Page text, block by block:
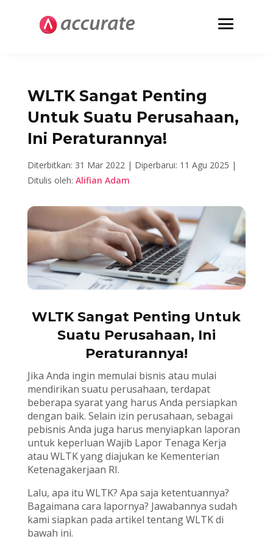
WLTK Sangat Penting
Untuk Suatu Perusahaan,
Ini Peraturannya!
Diterbitkan: 31 Mar 2022 | Diperbarui: 11 Agu 2025 |
Ditulis oleh: Alifian Adam
WLTK Sangat Penting Untuk
Suatu Perusahaan, Ini
Peraturannya!
Jika Anda ingin memulai bisnis atau mulai
mendirikan suatu perusahaan, terdapat
beberapa syarat yang harus Anda persiapkan
dengan baik. Selain izin perusahaan, sebagai
pebisnis Anda juga harus menyiapkan laporan
untuk keperluan Wajib Lapor Tenaga Kerja
atau WLTK yang diajukan ke Kementerian
Ketenagakerjaan RI.
Lalu, apa itu WLTK? Apa saja ketentuannya?
Bagaimana cara lapornya? Jawabannya sudah
kami siapkan pada artikel tentang WLTK di
bawah ini.